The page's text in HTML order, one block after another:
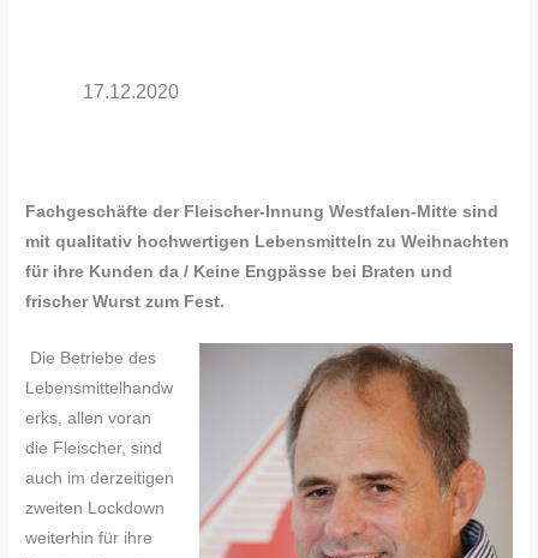
17.12.2020
Fachgeschäfte der Fleischer-Innung Westfalen-Mitte sind
mit qualitativ hochwertigen Lebensmitteln zu Weihnachten
für ihre Kunden da / Keine Engpässe bei Braten und
frischer Wurst zum Fest.
Die Betriebe des
Lebensmittelhandw
erks, allen voran
die Fleischer, sind
auch im derzeitigen
zweiten Lockdown
weiterhin für ihre